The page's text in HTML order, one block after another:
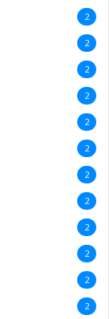
2
2
2
2
2
2
2
2
2
2
2
2